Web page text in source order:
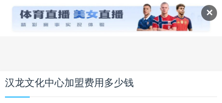
✕
汉龙文化中心加盟费用多少钱